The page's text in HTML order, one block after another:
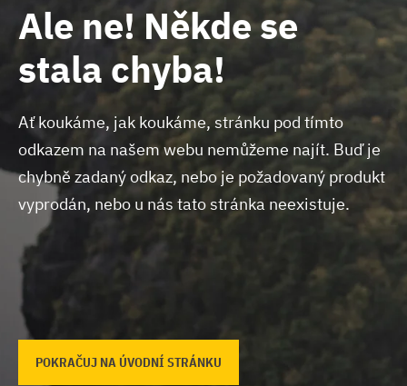
Ale ne! Někde se
stala chyba!
Ať koukáme, jak koukáme, stránku pod tímto
odkazem na našem webu nemůžeme najít. Buď je
chybně zadaný odkaz, nebo je požadovaný produkt
vyprodán, nebo u nás tato stránka neexistuje.
POKRAČUJ NA ÚVODNÍ STRÁNKU